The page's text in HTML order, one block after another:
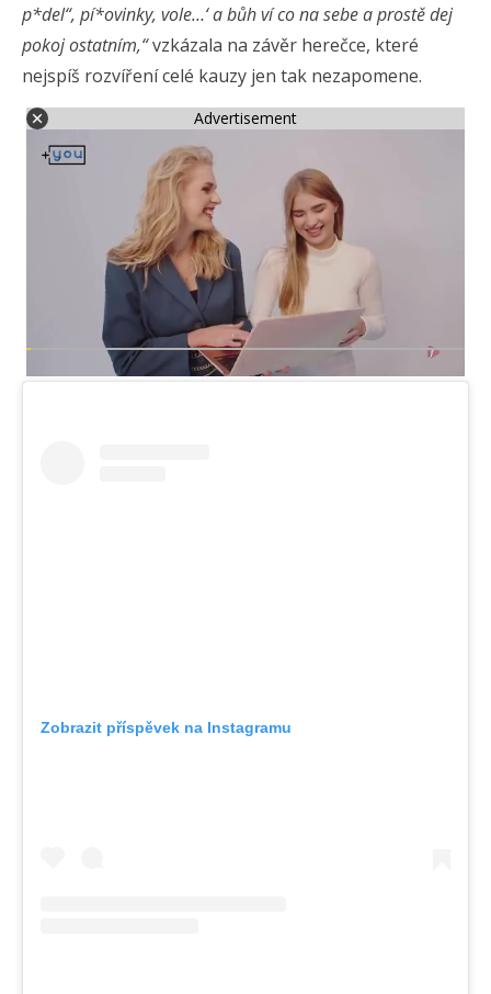
p*del“, pí*ovinky, vole…‘ a bůh ví co na sebe a prostě dej
pokoj ostatním,“vzkázala na závěr herečce, které
nejspíš rozvíření celé kauzy jen tak nezapomene.
Advertisement
Zobrazit příspěvek na Instagramu